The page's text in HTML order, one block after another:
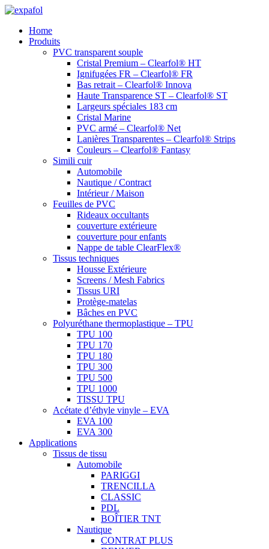
Aller
contenuHome
Produits
PVC transparent souple
Cristal Premium – Clearfol® HT
Ignifugées FR – Clearfol® FR
Bas retrait – Clearfol® Innova
Haute Transparence ST – Clearfol® ST
Largeurs spéciales 183 cm
Cristal Marine
PVC armé – Clearfol® Net
Lanières Transparentes – Clearfol® Strips
Couleurs – Clearfol® Fantasy
Simili cuir
Automobile
Nautique / Contract
Intérieur / Maison
Feuilles de PVC
Rideaux occultants
couverture extérieure
couverture pour enfants
Nappe de table ClearFlex®
Tissus techniques
Housse Extérieure
Screens / Mesh Fabrics
Tissus URI
Protège-matelas
Bâches en PVC
Polyuréthane thermoplastique – TPU
TPU 100
TPU 170
TPU 180
TPU 300
TPU 500
TPU 1000
TISSU TPU
Acétate d’éthyle vinyle – EVA
EVA 100
EVA 300
Applications
Tissus de tissu
Automobile
PARIGGI
TRENCILLA
CLASSIC
PDL
BOÎTIER TNT
Nautique
CONTRAT PLUS